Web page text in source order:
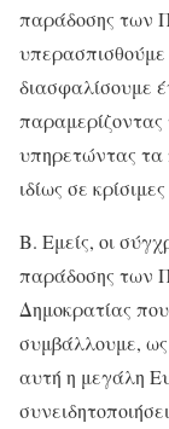
παράδοσης των
διασφαλίσουμε
παραμερίζοντας
υπηρετώντας
ιδίως σε
Β. Εμείς, οι
παράδοσης των
Δημοκρατίας
συμβάλλουμε,
αυτή η μεγάλη